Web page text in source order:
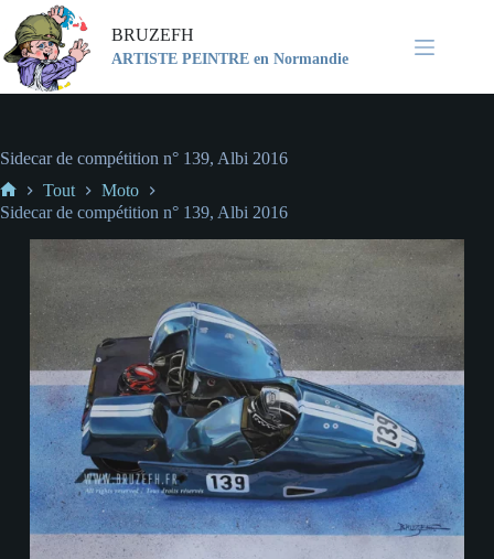
BRUZEFH
ARTISTE PEINTRE en Normandie
Sidecar de compétition n° 139, Albi 2016
Tout
Moto
Sidecar de compétition n° 139, Albi 2016